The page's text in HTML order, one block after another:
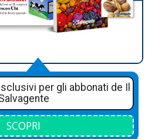
per gli abbonati de Il
SCOPRI